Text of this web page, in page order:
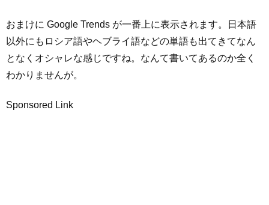
おまけに Google Trends が一番上に表示されます。日本語
以外にもロシア語やヘブライ語などの単語も出てきてなん
となくオシャレな感じですね。なんて書いてあるのか全く
わかりませんが。
Sponsored Link